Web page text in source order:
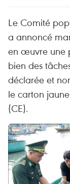
Le Comité
a annoncé
en œuvre une
bien des
déclarée et
le carton
(CE).